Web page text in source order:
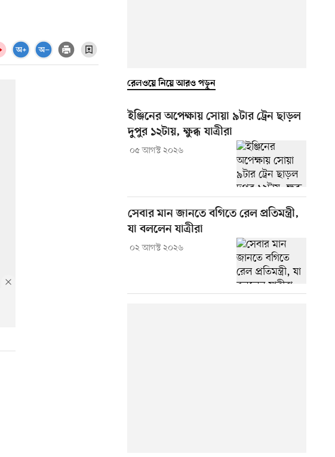
রেলওয়ে নিয়ে আরও পড়ুন
ইঞ্জিনের অপেক্ষায় সোয়া ৯টার ট্রেন ছাড়ল
দুপুর ১২টায়, ক্ষুব্ধ যাত্রীরা
০৫ আগস্ট ২০২৬
সেবার মান জানতে বগিতে রেল প্রতিমন্ত্রী,
যা বললেন যাত্রীরা
০২ আগস্ট ২০২৬